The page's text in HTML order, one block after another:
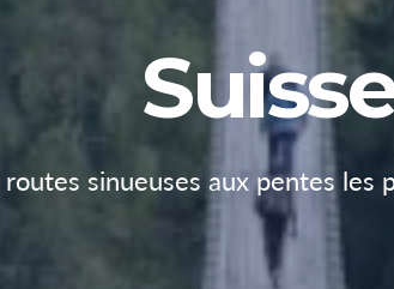
Suisse
sinueuses aux pentes les